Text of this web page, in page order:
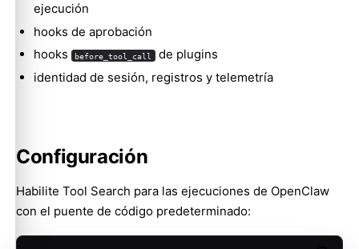
ejecución
hooks de aprobación
hooks
before_tool_call
de plugins
identidad de sesión, registros y telemetría
Configuración
Habilite Tool Search para las ejecuciones de OpenClaw
con el puente de código predeterminado: